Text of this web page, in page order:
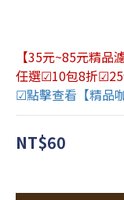
【35元~85元精品
任選☑10包8折
☑點擊查看【精品
NT$60